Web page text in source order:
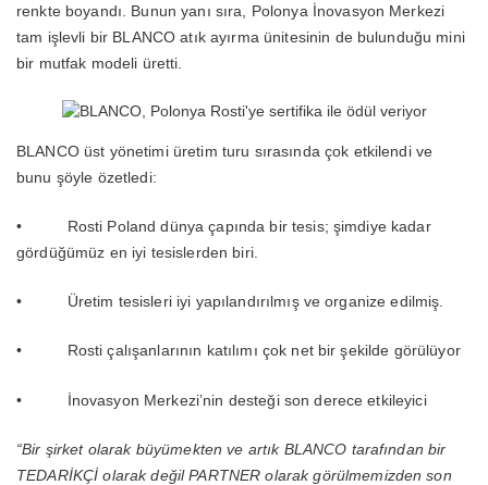
renkte boyandı. Bunun yanı sıra, Polonya İnovasyon Merkezi
tam işlevli bir BLANCO atık ayırma ünitesinin de bulunduğu mini
bir mutfak modeli üretti.
BLANCO üst yönetimi üretim turu sırasında çok etkilendi ve
bunu şöyle özetledi:
• Rosti Poland dünya çapında bir tesis; şimdiye kadar
gördüğümüz en iyi tesislerden biri.
• Üretim tesisleri iyi yapılandırılmış ve organize edilmiş.
• Rosti çalışanlarının katılımı çok net bir şekilde görülüyor
• İnovasyon Merkezi’nin desteği son derece etkileyici
“Bir şirket olarak büyümekten ve artık BLANCO tarafından bir
TEDARİKÇİ olarak değil PARTNER olarak görülmemizden son